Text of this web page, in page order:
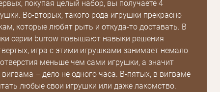
покупая целый набор, вы получаете 4
Во-вторых, такого рода игрушки прекрасно
которые любят рыть и откуда-то доставать. В
серии burrow повышают навыки решения
игра с этими игрушками занимает немало
меньше чем сами игрушки, а значит
вигвама – дело не одного часа. В-пятых, в вигваме
любые свои игрушки или даже лакомство.
Зарегистрироваться